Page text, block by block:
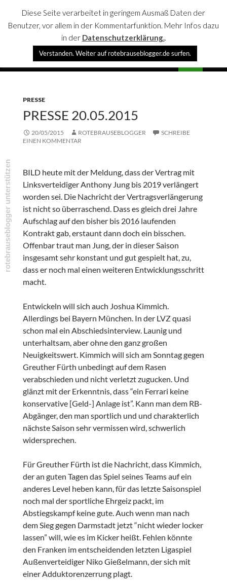
rotebrauseblogger
SPRINGE
PRESSE
PRESSE 20.05.2015
20/05/2015 ROTEBRAUSEBLOGGER
SCHREIBE
EINEN KOMMENTAR
BILD heute mit der Meldung, dass der Vertrag mit
Linksverteidiger Anthony Jung bis 2019 verlängert
worden sei. Die Nachricht der Vertragsverlängerung
ist nicht so überraschend. Dass es gleich drei Jahre
Aufschlag auf den bisher bis 2016 laufenden
Kontrakt gab, erstaunt dann doch ein bisschen.
Offenbar traut man Jung, der in dieser Saison
insgesamt sehr konstant und gut gespielt hat, zu,
dass er noch mal einen weiteren Entwicklungsschritt
macht.
Entwickeln will sich auch Joshua Kimmich.
Allerdings bei Bayern München. In der LVZ quasi
schon mal ein Abschiedsinterview. Launig und
unterhaltsam, aber ohne den ganz großen
Neuigkeitswert. Kimmich will sich am Sonntag gegen
Greuther Fürth unbedingt auf dem Rasen
verabschieden und nicht verletzt zugucken. Und
glänzt mit der Erkenntnis, dass “ein Ferrari keine
konservative [Geld-] Anlage ist”. Kann man dem RB-
Abgänger, den man sportlich und und charakterlich
nächste Saison sehr vermissen wird, schwerlich
widersprechen.
Für Greuther Fürth ist die Nachricht, dass Kimmich,
der an guten Tagen das Spiel seines Teams auf ein
anderes Level heben kann, für das letzte Saisonspiel
noch mal der sportliche Ehrgeiz packt, im
Abstiegskampf keine gute. Auch wenn man nach
dem Sieg gegen Darmstadt jetzt “nicht wieder locker
lassen” will, wie es im Kicker heißt. Fehlen könnte
den Franken im entscheidenden letzten Ligaspiel
Außenverteidiger Niko Gießelmann, der sich mit
einer Adduktorenzerrung plagt.
Diese Seite verarbeitet in geringem Ausmaß Daten der
Benutzer, vor allem in der Kommentarfunktion. Mehr Infos dazu
in der Datenschutzerklärung..
Verstanden. Weiter auf rotebrauseblogger.de surfen.
rotebrauseblogger unterstützen